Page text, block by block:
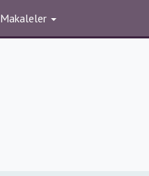
Makaleler